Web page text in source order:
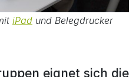
iPad und Belegdrucker
eignet sich die